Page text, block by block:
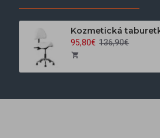
95,80€ 136,90€